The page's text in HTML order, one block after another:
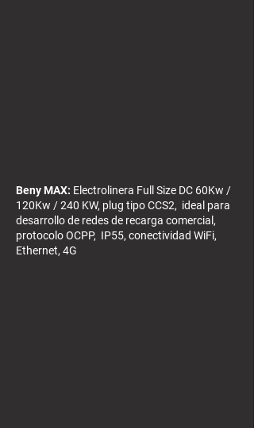
Beny MAX: Electrolinera Full Size DC 60Kw /
120Kw / 240 KW, plug tipo CCS2, ideal para
desarrollo de redes de recarga comercial,
protocolo OCPP, IP55, conectividad WiFi,
Ethernet, 4G